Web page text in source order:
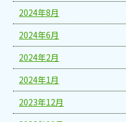
2024年8月
2024年6月
2024年2月
2024年1月
2023年12月